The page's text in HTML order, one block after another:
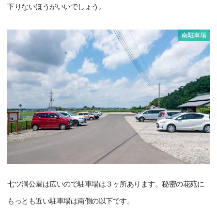
下りないほうがいいでしょう。
南駐車場
七ツ洞公園は広いので駐車場は３ヶ所あります。秘密の花苑に
もっとも近い駐車場は南側の以下です。